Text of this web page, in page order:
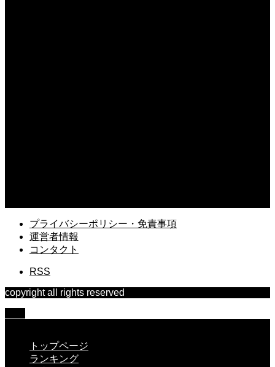
プライバシーポリシー・免責事項
運営者情報
コンタクト
RSS
copyright all rights reserved
トップページ
ランキング